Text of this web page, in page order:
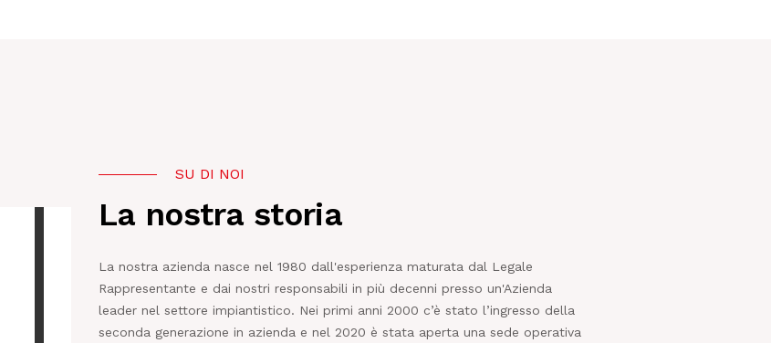
SU DI NOI
La nostra storia
La nostra azienda nasce nel 1980 dall'esperienza maturata dal Legale
Rappresentante e dai nostri responsabili in più decenni presso un'Azienda
leader nel settore impiantistico. Nei primi anni 2000 c’è stato l’ingresso della
seconda generazione in azienda e nel 2020 è stata aperta una sede operativa